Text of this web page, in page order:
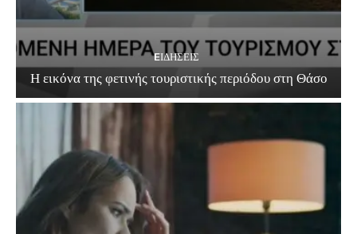
EΙΔΗΣΕΙΣ
Η εικόνα της φετινής τουριστικής περιόδου στη Θάσο